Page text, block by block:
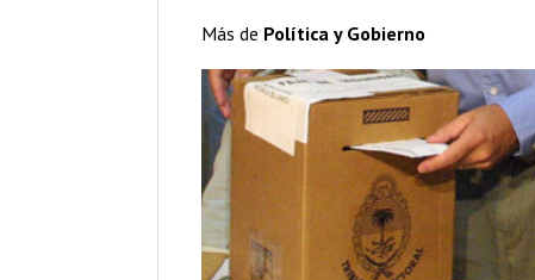
Más de Política y Gobierno